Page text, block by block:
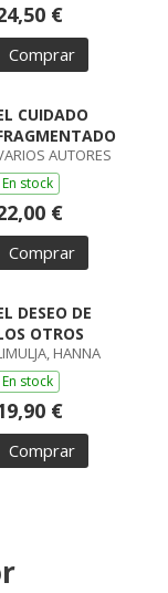
€
Comprar
CUIDADO
AUTORES
En stock
€
Comprar
DESEO DE
OTROS
HANNA
En stock
€
Comprar